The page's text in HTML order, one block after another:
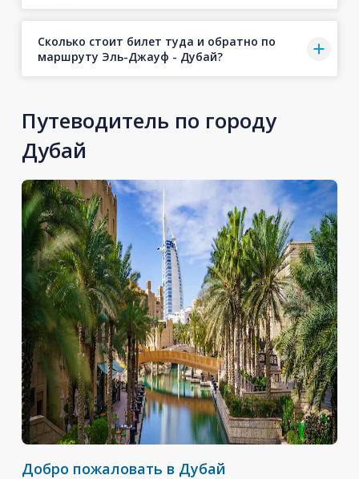
Сколько стоит билет туда и обратно по
маршруту Эль-Джауф - Дубай?
Путеводитель по городу
Дубай
Добро пожаловать в Дубай